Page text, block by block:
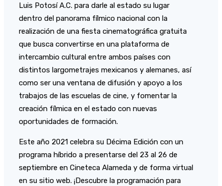
Luis Potosí A.C. para darle al estado su lugar
dentro del panorama fílmico nacional con la
realización de una fiesta cinematográfica gratuita
que busca convertirse en una plataforma de
intercambio cultural entre ambos países con
distintos largometrajes mexicanos y alemanes, así
como ser una ventana de difusión y apoyo a los
trabajos de las escuelas de cine, y fomentar la
creación fílmica en el estado con nuevas
oportunidades de formación.
Este año 2021 celebra su Décima Edición con un
programa híbrido a presentarse del 23 al 26 de
septiembre en Cineteca Alameda y de forma virtual
en su sitio web. ¡Descubre la programación para